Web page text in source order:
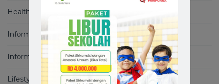
Health Basics
Informasi
Informasi Covid-19
Lifestyle